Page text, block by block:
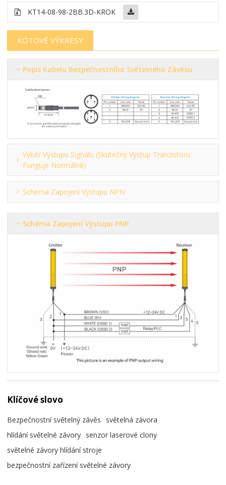
KT14-08-98-2BB.3D-KROK
KÓTOVÉ VÝKRESY
Popis Kabelu Bezpečnostního Světelného Závěsu
Výběr Výstupu Signálu (skutečný Výstup Tranzistoru
Funguje Normálně)
Schéma Zapojení Výstupu NPN
Schéma Zapojení Výstupu PNP
Klíčové slovo
Bezpečnostní světelný závěs
světelná závora
hlídání světelné závory senzor laserové clony
světelné závory hlídání stroje
bezpečnostní zařízení světelné závory